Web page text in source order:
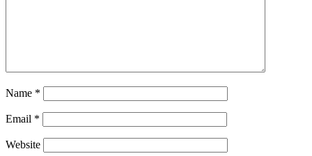
Name *
Email *
Website